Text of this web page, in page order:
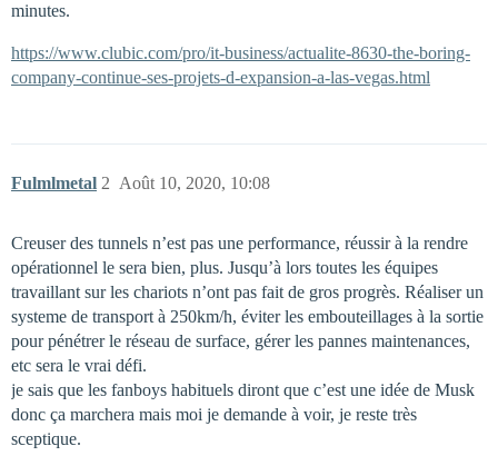
minutes.
https://www.clubic.com/pro/it-business/actualite-8630-the-boring-
company-continue-ses-projets-d-expansion-a-las-vegas.html
Fulmlmetal Août 10, 2020, 10:08
2
Creuser des tunnels n’est pas une performance, réussir à la rendre
opérationnel le sera bien, plus. Jusqu’à lors toutes les équipes
travaillant sur les chariots n’ont pas fait de gros progrès. Réaliser un
systeme de transport à 250km/h, éviter les embouteillages à la sortie
pour pénétrer le réseau de surface, gérer les pannes maintenances,
etc sera le vrai défi.
je sais que les fanboys habituels diront que c’est une idée de Musk
donc ça marchera mais moi je demande à voir, je reste très
sceptique.